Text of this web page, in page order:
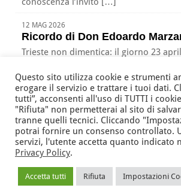
12 MAG 2026
Ricordo di Don Edoardo
Trieste non dimentica: il giorno 23
Associazione Nazionale Tutte le Età Attive
della Regione Friuli Venezia Giulia ODV
via Battistig, 60 -33100Udine Tel/Fax
anteas@volontariato.fvg.it
- C.F. 94067020308 |
Questo sito utilizza cookie e strumenti
erogare il servizio e trattare i tuoi dati.
tutti”, acconsenti all'uso di TUTTI i
"Rifiuta" non permetterai al sito di
tranne quelli tecnici. Cliccando
potrai fornire un consenso controllato.
servizi, l'utente accetta quanto indicato
Privacy Policy.
Accetta tutti Rifiuta Impostazioni